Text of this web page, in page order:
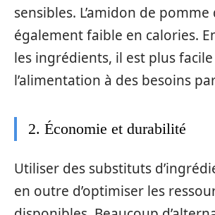
sensibles. L’amidon de
également faible en calories.
les ingrédients, il est plus facile
l’alimentation à des besoins
2. Économie et durabilité
Utiliser des substituts
en outre d’optimiser les